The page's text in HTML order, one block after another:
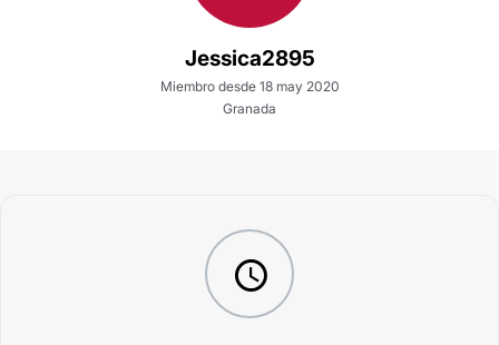
Jessica2895
Miembro desde 18 may 2020
Granada